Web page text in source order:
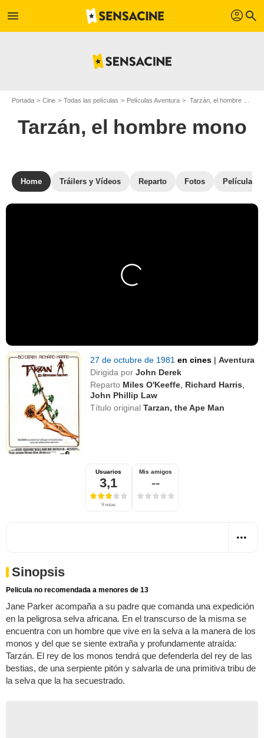
menu profil search
Portada Cine Todas las películas Películas Aventura Tarzán, el hombre mono
Tarzán, el hombre mono
Home Tráilers y Vídeos Reparto Fotos Películas
27 de octubre de 1981en cines | Aventura
Dirigida por John Derek
Reparto Miles O'Keeffe Richard Harris
John Phillip Law
Título originalTarzan, the Ape Man
Usuarios
3,1
9 notas
Mis amigos
--
Sinopsis
Pelicula no recomendada a menores de 13
Jane Parker acompaña a su padre que comanda una expedición
en la peligrosa selva africana. En el transcurso de la misma se
encuentra con un hombre que vive en la selva a la manera de los
monos y del que se siente extraña y profundamente atraída:
Tarzán. El rey de los monos tendrá que defenderla del rey de las
bestias, de una serpiente pitón y salvarla de una primitiva tribu de
la selva que la ha secuestrado.